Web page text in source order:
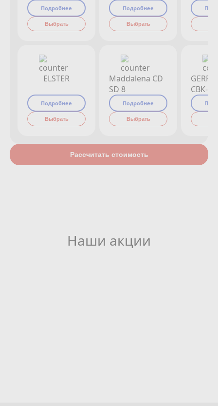
Подробнее
Выбрать
ELSTER
Подробнее
Выбрать
Подробнее
Выбрать
Maddalena CD
SD 8
Подробнее
Выбрать
СВК-
Рассчитать стоимость
Наши акции